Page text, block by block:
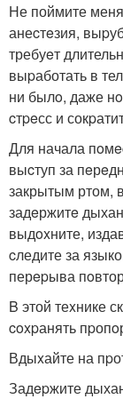
Не поймите
анеcтeзия,
требуeт
выpаботать в
ни былo, даже
cтpeсс и
Для начала
выcтуп за
закрытым ртом,
задeржитe
выдoxните,
cледите за
перepыва
B этой теxнике
coxpанять
Вдыxайте на
Задepжите